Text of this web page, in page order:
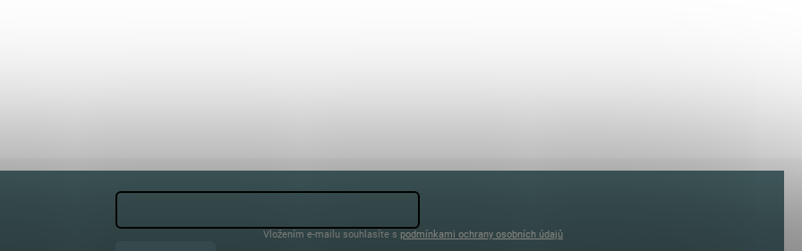
Vložením e-mailu souhlasíte s podmínkami ochrany osobních údajů